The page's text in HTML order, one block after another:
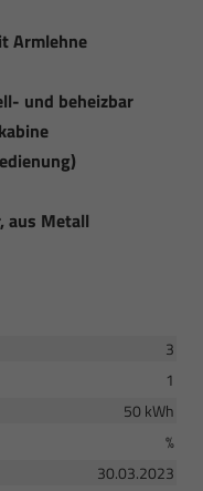
Armlehne
und beheizbar
aus Metall
3
1
50 kWh
%
30.03.2023